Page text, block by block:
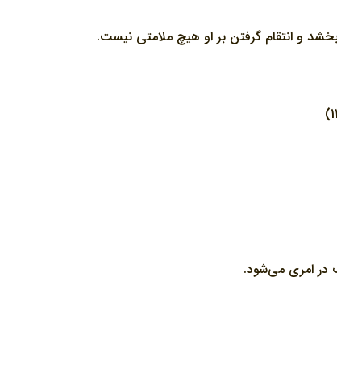
و انتقام گرفتن بر او هيچ ملامتي نيست.
امري مي‌شود.